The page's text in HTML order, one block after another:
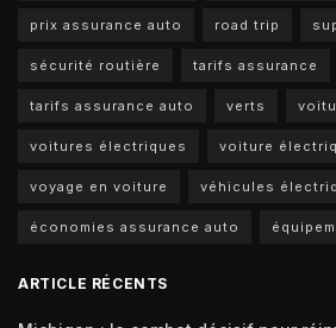
prix assurance auto road trip
sécurité routière tarifs assurance
tarifs assurance auto verts
voitures électriques voiture
voyage en voiture véhicules
économies assurance auto
ARTICLE RÉCENTS